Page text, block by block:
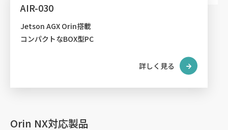
AIR-030
Jetson AGX Orin搭載
コンパクトなBOX型PC
詳しく見る
Orin NX対応製品